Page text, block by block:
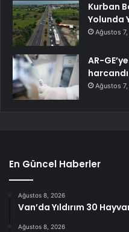
Kurban
Yolunda
Ağustos
AR-
harcandı
Ağustos
En Güncel Haberler
Ağustos 8, 2026
Van’da Yıldırım 30
Ağustos 8, 2026